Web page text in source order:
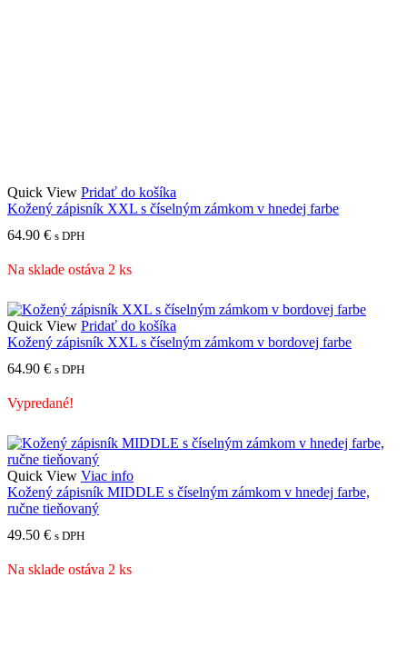
Quick View Pridať do košíka
Kožený zápisník XXL s číselným zámkom v hnedej farbe
64.90 € s DPH
Na sklade ostáva 2 ks
Quick View Pridať do košíka
Kožený zápisník XXL s číselným zámkom v bordovej farbe
64.90 € s DPH
Vypredané!
Quick View Viac info
Kožený zápisník MIDDLE s číselným zámkom v hnedej farbe,
ručne tieňovaný
49.50 € s DPH
Na sklade ostáva 2 ks